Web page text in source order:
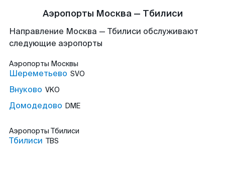
Аэропорты Москва — Тбилиси
Направление Москва — Тбилиси обслуживают
следующие аэропорты
Аэропорты Москвы
Шереметьево SVO
Внуково VKO
Домодедово DME
Аэропорты Тбилиси
Тбилиси TBS